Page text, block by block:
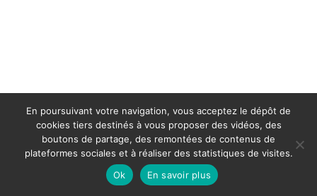
En poursuivant votre navigation, vous acceptez le dépôt de
cookies tiers destinés à vous proposer des vidéos, des
boutons de partage, des remontées de contenus de
plateformes sociales et à réaliser des statistiques de visites.
Ok
En savoir plus